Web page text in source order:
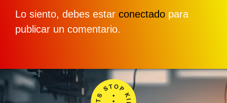
Lo siento, debes estar conectado para
publicar un comentario.